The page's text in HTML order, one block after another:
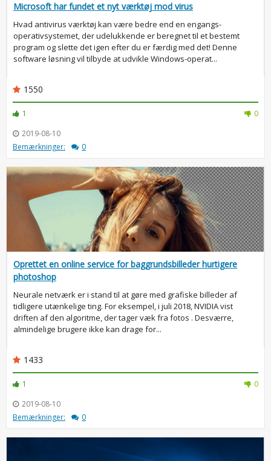
Microsoft har fundet et nyt værktøj mod virus
Hvad antivirus værktøj kan være bedre end en engangs-
operativsystemet, der udelukkende er beregnet til et bestemt
program og slette det igen efter du er færdig med det! Denne
software løsning vil tilbyde at udvikle Windows-operat...
1550
1
0
2019-08-10
Bemærkninger:
0
Oprettet en online service for baggrundsbilleder hurtigere
photoshop
Neurale netværk er i stand til at gøre med grafiske billeder af
tidligere utænkelige ting. For eksempel, i juli 2018, NVIDIA vist
driften af den algoritme, der tager væk fra fotos . Desværre,
almindelige brugere ikke kan drage for...
1433
1
0
2019-08-10
Bemærkninger:
0